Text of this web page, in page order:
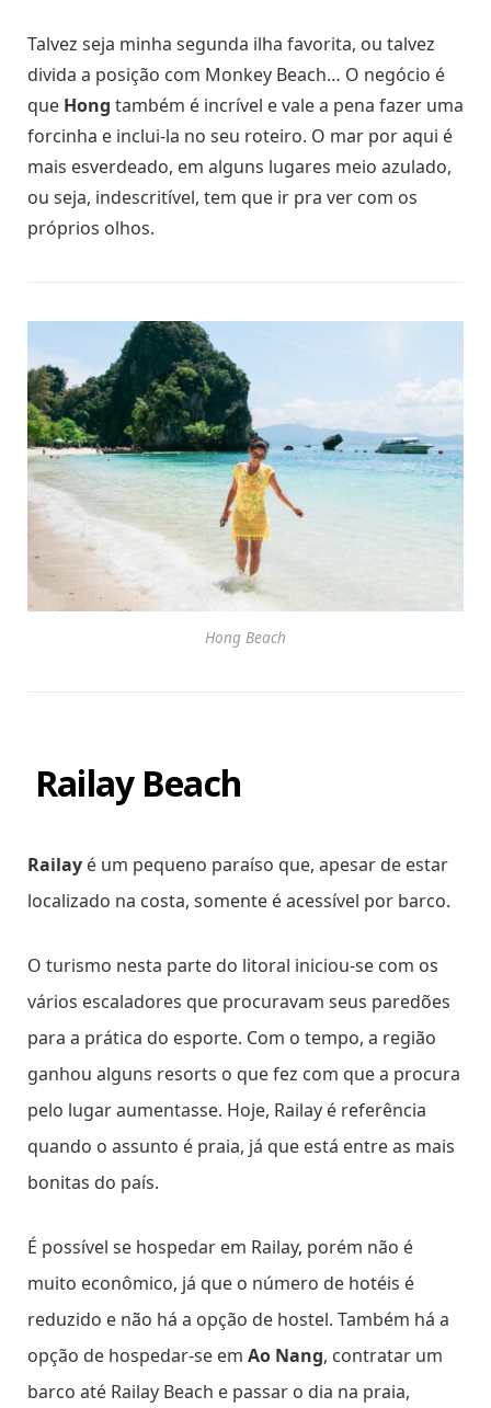
Talvez seja minha segunda ilha favorita, ou talvez
divida a posição com Monkey Beach… O negócio é
que Hong também é incrível e vale a pena fazer uma
forcinha e inclui-la no seu roteiro. O mar por aqui é
mais esverdeado, em alguns lugares meio azulado,
ou seja, indescritível, tem que ir pra ver com os
próprios olhos.
Hong Beach
Railay Beach
Railay é um pequeno paraíso que, apesar de estar
localizado na costa, somente é acessível por barco.
O turismo nesta parte do litoral iniciou-se com os
vários escaladores que procuravam seus paredões
para a prática do esporte. Com o tempo, a região
ganhou alguns resorts o que fez com que a procura
pelo lugar aumentasse. Hoje, Railay é referência
quando o assunto é praia, já que está entre as mais
bonitas do país.
É possível se hospedar em Railay, porém não é
muito econômico, já que o número de hotéis é
reduzido e não há a opção de hostel. Também há a
opção de hospedar-se em Ao Nang, contratar um
barco até Railay Beach e passar o dia na praia,